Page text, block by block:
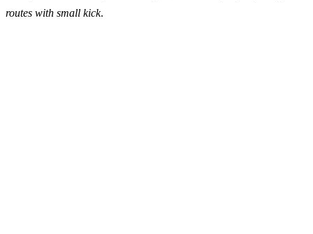
routes with small kick.